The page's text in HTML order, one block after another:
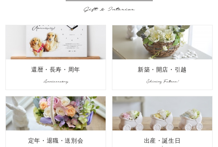
Gift & Interior
還暦・長寿・周年
Anniversary
新築・開店・引越
Shining Future!
定年・退職・送別会 出産・誕生日